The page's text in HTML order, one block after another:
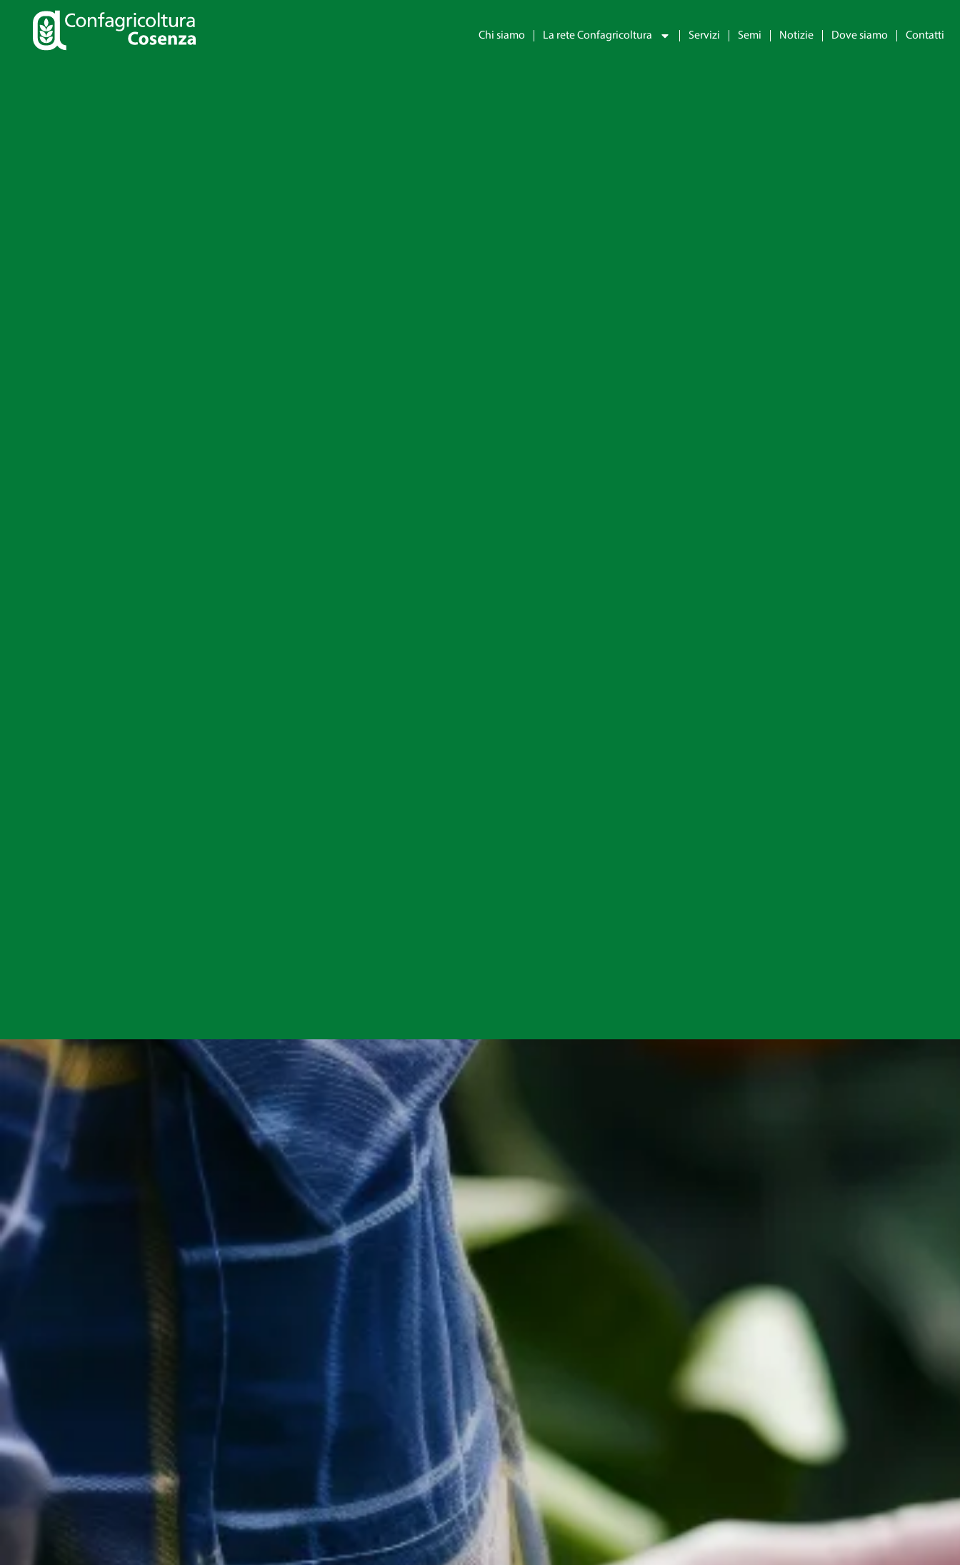
Chi siamo La rete Confagricoltura Servizi Semi Notizie Dove siamo Contatti